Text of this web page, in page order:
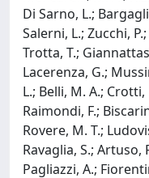
Di Sarno, L.;
Salerni, L.; Zucchi,
Trotta, T.;
Lacerenza, G.;
L.; Belli, M. A.;
Raimondi, F.;
Rovere, M. T.;
Ravaglia, S.; Artuso,
Pagliazzi, A.;